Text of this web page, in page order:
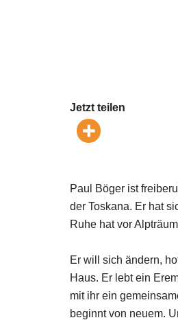
Jetzt teilen
Paul Böger ist
der Toskana. Er hat
Ruhe hat vor
Er will sich ändern,
Haus. Er lebt ein
mit ihr ein
beginnt von neuem.